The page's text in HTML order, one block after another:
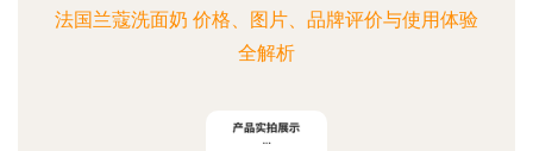
法国兰蔻洗面奶 价格、图片、品牌评价与使用体验
全解析